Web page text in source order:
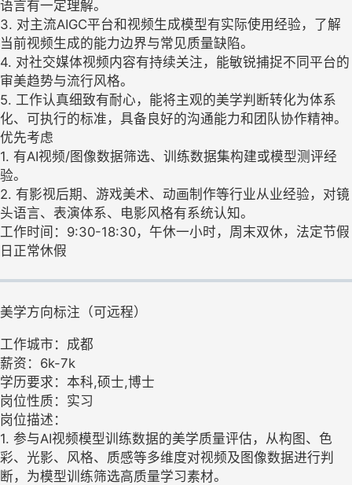
语言有一定理解。
3. 对主流AIGC平台和视频生成模型有实际使用经验，了解
当前视频生成的能力边界与常见质量缺陷。
4. 对社交媒体视频内容有持续关注，能敏锐捕捉不同平台的
审美趋势与流行风格。
5. 工作认真细致有耐心，能将主观的美学判断转化为体系
化、可执行的标准，具备良好的沟通能力和团队协作精神。
优先考虑
1. 有AI视频/图像数据筛选、训练数据集构建或模型测评经
验。
2. 有影视后期、游戏美术、动画制作等行业从业经验，对镜
头语言、表演体系、电影风格有系统认知。
工作时间：9:30-18:30，午休一小时，周末双休，法定节假
日正常休假
美学方向标注（可远程）
工作城市：成都
薪资：6k-7k
学历要求：本科,硕士,博士
岗位性质：实习
岗位描述：
1. 参与AI视频模型训练数据的美学质量评估，从构图、色
彩、光影、风格、质感等多维度对视频及图像数据进行判
断，为模型训练筛选高质量学习素材。